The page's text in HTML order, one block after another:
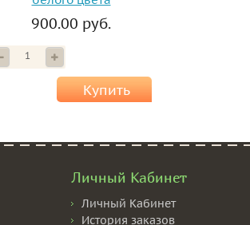
900.00 руб.
Купить
Личный Кабинет
Личный Кабинет
История заказов